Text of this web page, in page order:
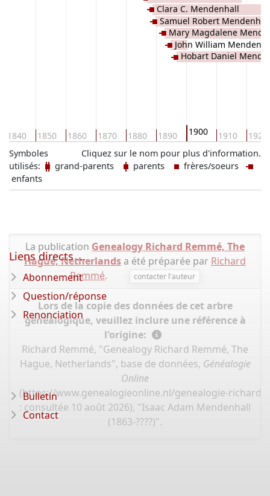
1840 1850 1860 1870 1880 1890 1900 1910 1920
Clara C. Mendenhall
Samuel Robert Mendenhall
Mary Magdalene
John William
Hobart Daniel
Cliquez sur le nom pour plus d'information.
Symboles
utilisés:
grand-parents parents
frères/soeurs
enfants
La publication Genealogy Richard Remmé, The
Hague, Netherlands a été préparée par Richard
Remmé. contacter l'auteur
Lors de la copie des données de cet arbre
généalogique, veuillez inclure une référence à
l'origine:
Richard Remmé, "Genealogy Richard Remmé, The
Hague, Netherlands", base de données, Généalogie
Online
(https://www.genealogieonline.nl/genealogie-richard-
: consultée 10 août 2026), "Isaac Adam Mendenhall
(1863-????)".
Liens directs ...
Abonnement
Question/réponse
Renonciation
Bulletin
Contact